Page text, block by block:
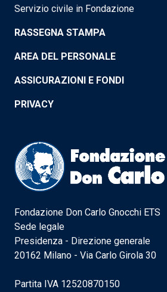
Servizio civile in Fondazione
RASSEGNA STAMPA
AREA DEL PERSONALE
ASSICURAZIONI E FONDI
PRIVACY
Fondazione Don Carlo Gnocchi ETS
Sede legale
Presidenza - Direzione generale
20162 Milano - Via Carlo Girola 30
Partita IVA 12520870150